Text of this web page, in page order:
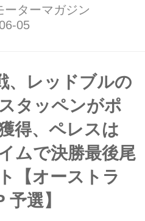
ンメロのカタルーニャ・
開催され、レッドブルの
もメルセデスのジョー
が入った。角田裕毅(アル
ーターマガジン
、レッドブルの
タッペンがポ
得、ペレスは
ムで決勝最後尾
【オーストラ
予選】